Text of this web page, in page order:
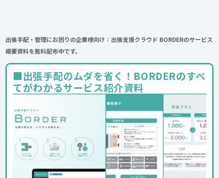
出張手配・管理にお困りの企業様向け：出張支援クラウド BORDERのサービス
概要資料を無料配布中です。
■出張手配のムダを省く！BORDERのすべ
てがわかるサービス紹介資料